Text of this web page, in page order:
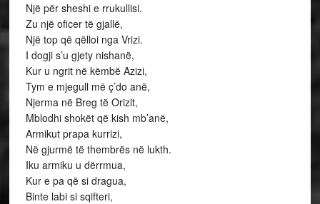
Një për sheshi e rrukullisi.
Zu një oficer të gjallë,
Një top që qëlloi nga Vrizi.
I dogji s’u gjety nishanë,
Kur u ngrit në këmbë Azizi,
Tym e mjegull më ç’do anë,
Njerma në Breg të Orizit,
Mblodhi shokët që kish mb’anë,
Armikut prapa kurrizi,
Në gjurmë të thembrës në lukth.
Iku armiku u dërrmua,
Kur e pa që si dragua,
Binte labi si sqifteri,